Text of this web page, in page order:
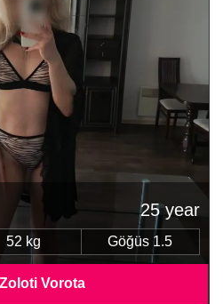
25 year
52 kg Göğüs 1.5
Zoloti Vorota